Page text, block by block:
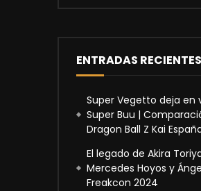
ENTRADAS RECIENTES
Super Vegetto deja en
Super Buu |
Dragon Ball Z Kai
El legado de Akira
Mercedes Hoyos y
Freakcon 2024